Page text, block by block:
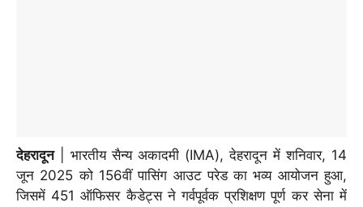
देहरादून| भारतीय सैन्य अकादमी (IMA), देहरादून में शनिवार, 14
जून 2025 को 156वीं पासिंग आउट परेड का भव्य आयोजन हुआ,
जिसमें 451 ऑफिसर कैडेट्स ने गर्वपूर्वक प्रशिक्षण पूर्ण कर सेना में